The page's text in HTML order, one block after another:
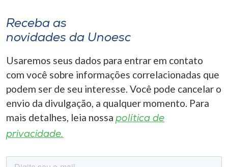
Receba as
novidades da Unoesc
Usaremos seus dados para entrar em contato
com você sobre informações correlacionadas que
podem ser de seu interesse. Você pode cancelar o
envio da divulgação, a qualquer momento. Para
mais detalhes, leia nossa política de
privacidade.